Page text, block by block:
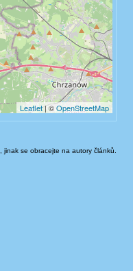
, jinak se obracejte na autory článků.